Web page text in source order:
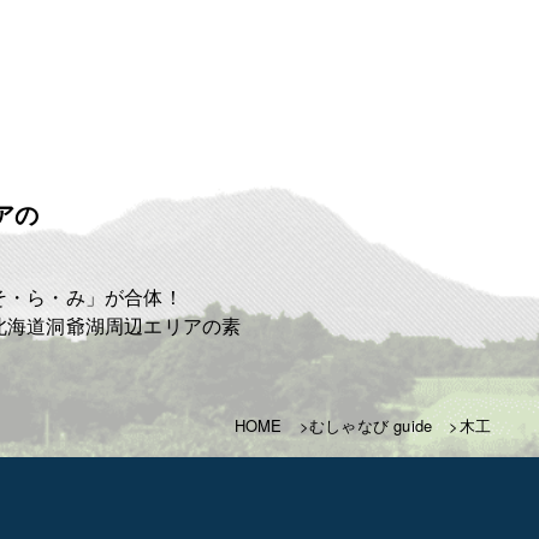
の
ら・み」が合体！
道洞爺湖周辺エリアの素
HOME むしゃなび guide 木工